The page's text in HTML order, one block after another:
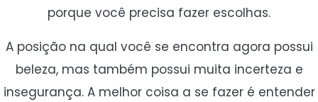
porque você precisa fazer escolhas.
A posição na qual você se encontra agora possui
beleza, mas também possui muita incerteza e
insegurança. A melhor coisa a se fazer é entender